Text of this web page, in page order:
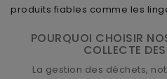
produits fiables comme les
POURQUOI CHOISIR
COLLECTE
La gestion des déchets,